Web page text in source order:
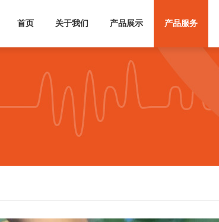
首页 关于我们 产品展示 产品服务